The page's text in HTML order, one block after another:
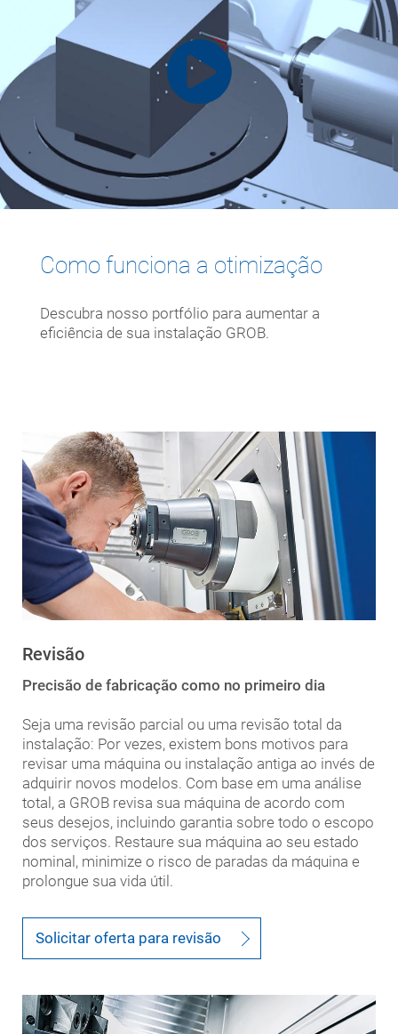
Como funciona a otimização
Descubra nosso portfólio para aumentar a
eficiência de sua instalação GROB.
Revisão
Precisão de fabricação como no primeiro dia
Seja uma revisão parcial ou uma revisão total da
instalação: Por vezes, existem bons motivos para
revisar uma máquina ou instalação antiga ao invés de
adquirir novos modelos. Com base em uma análise
total, a GROB revisa sua máquina de acordo com
seus desejos, incluindo garantia sobre todo o escopo
dos serviços. Restaure sua máquina ao seu estado
nominal, minimize o risco de paradas da máquina e
prolongue sua vida útil.
Solicitar oferta para revisão